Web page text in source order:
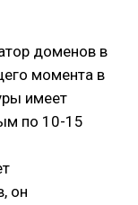
доменов в
момента в
имеет
по 10-15
он